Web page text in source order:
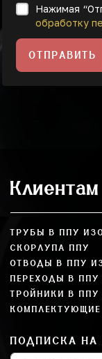
Нажимая
обработку
ОТПРАВИТЬ
Клиентам
ТРУБЫ В ППУ
СКОРЛУПА ППУ
ОТВОДЫ В ППУ
ПЕРЕХОДЫ В ППУ
ТРОЙНИКИ В ППУ
ПОДПИСКА НА